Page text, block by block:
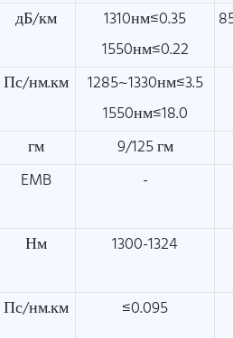
дБ/км
1310нм≤0.35
1550нм≤0.22
Пс/нм.км
1285~1330нм≤3.5
1550нм≤18.0
гм 9/125 гм
EMB -
Нм 1300-1324
Пс/нм.км ≤0.095